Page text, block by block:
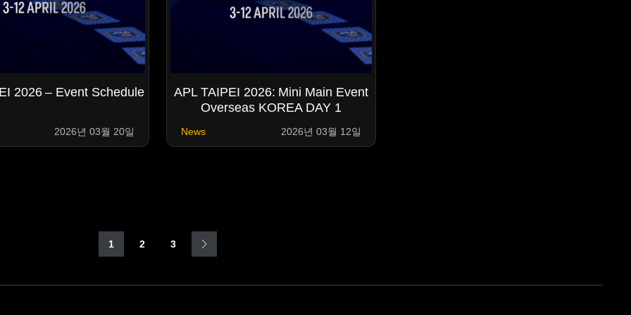
2026 – Event Schedule
2026년 03월 20일
APL TAIPEI 2026: Mini Main Event
Overseas KOREA DAY 1
News 2026년 03월 12일
1 2 3